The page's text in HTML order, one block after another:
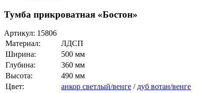
Тумба прикроватная «Бостон»
Артикул: 15806
Материал:
ЛДСП
Ширина:
500 мм
Глубина:
360 мм
Высота:
490 мм
Цвет:
анкор светлый/венге / дуб вотан/венге